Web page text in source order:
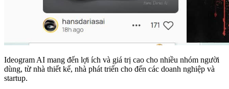
Ideogram AI mang đến lợi ích và giá trị cao cho nhiều nhóm người
dùng, từ nhà thiết kế, nhà phát triển cho đến các doanh nghiệp và
startup.